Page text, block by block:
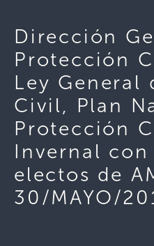
Dirección
Protección
Ley General
Civil, Plan
Protección
Invernal con
electos de
30/MAYO/